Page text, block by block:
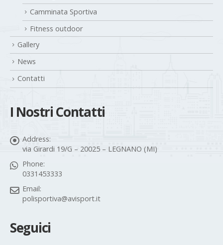
Camminata Sportiva
Fitness outdoor
Gallery
News
Contatti
I Nostri Contatti
Address:
via Girardi 19/G – 20025 – LEGNANO (MI)
Phone:
0331453333
Email:
polisportiva@avisport.it
Seguici